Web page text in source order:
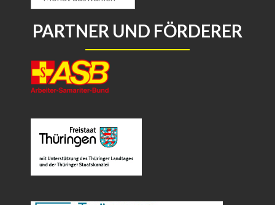
PARTNER UND FÖRDERER